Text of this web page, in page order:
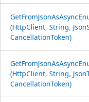
(HttpClient, String,
CancellationToken)
(HttpClient, String,
CancellationToken)